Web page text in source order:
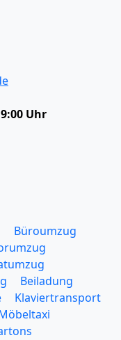
Uhr
Büroumzug
Beiladung
Klaviertransport